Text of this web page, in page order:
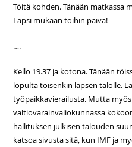
Töitä kohden. Tänään matkassa
Lapsi mukaan töihin päivä!
….
Kello 19.37 ja kotona. Tänään
lopulta toisenkin lapsen talolle.
työpaikkavierailusta. Mutta
valtiovarainvaliokunnassa
hallituksen julkisen talouden
katsoa sivusta sitä, kun IMF ja